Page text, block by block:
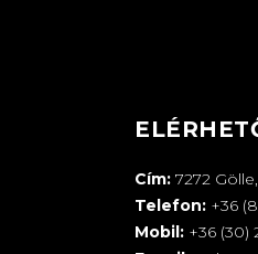
Cím: 7272
Telefon: +36
Mobil: +36 (30)